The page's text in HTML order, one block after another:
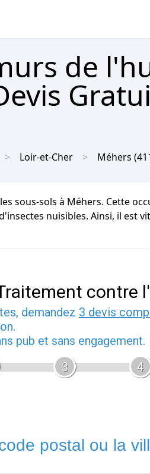
de
Loir-et-Cher Méhers
sous-sols à Méhers. Cette
nuisibles. Ainsi, il
contre
demandez 3 devis
pub et sans engagement.
3 4
postal ou la